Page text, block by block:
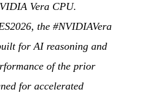
Vera CPU.
the #NVIDIAVera
for AI reasoning and
of the prior
for accelerated